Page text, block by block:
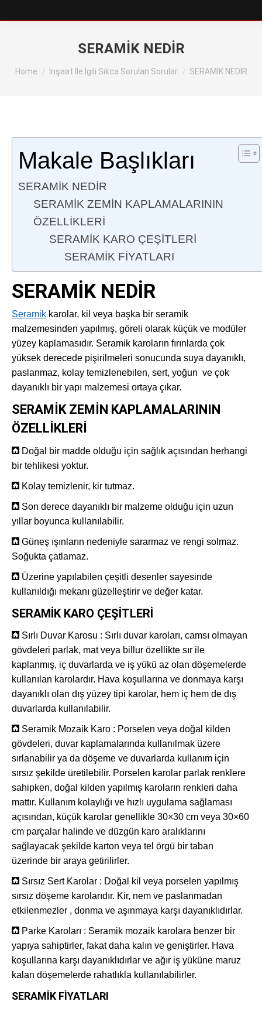
SERAMİK NEDİR
You are here:
Home İnşaat İle İgili Sıkca Sorulan Sorular SERAMİK NEDİR
Makale Başlıkları
SERAMİK NEDİR
SERAMİK ZEMİN KAPLAMALARININ
ÖZELLİKLERİ
SERAMİK KARO ÇEŞİTLERİ
SERAMİK FİYATLARI
SERAMİK NEDİR
Seramik karolar, kil veya başka bir seramik
malzemesinden yapılmış, göreli olarak küçük ve modüler
yüzey kaplamasıdır. Seramik karoların fırınlarda çok
yüksek derecede pişirilmeleri sonucunda suya dayanıklı,
paslanmaz, kolay temizlenebilen, sert, yoğun ve çok
dayanıklı bir yapı malzemesi ortaya çıkar.
SERAMİK ZEMİN KAPLAMALARININ
ÖZELLİKLERİ
Doğal bir madde olduğu için sağlık açısından herhangi
bir tehlikesi yoktur.
Kolay temizlenir, kir tutmaz.
Son derece dayanıklı bir malzeme olduğu için uzun
yıllar boyunca kullanılabilir.
Güneş ışınların nedeniyle sararmaz ve rengi solmaz.
Soğukta çatlamaz.
Üzerine yapılabilen çeşitli desenler sayesinde
kullanıldığı mekanı güzelleştirir ve değer katar.
SERAMİK KARO ÇEŞİTLERİ
Sırlı Duvar Karosu : Sırlı duvar karoları, camsı olmayan
gövdeleri parlak, mat veya billur özellikte sır ile
kaplanmış, iç duvarlarda ve iş yükü az olan döşemelerde
kullanılan karolardır. Hava koşullarına ve donmaya karşı
dayanıklı olan dış yüzey tipi karolar, hem iç hem de dış
duvarlarda kullanılabilir.
Seramik Mozaik Karo : Porselen veya doğal kilden
gövdeleri, duvar kaplamalarında kullanılmak üzere
sırlanabilir ya da döşeme ve duvarlarda kullanım için
sırsız şekilde üretilebilir. Porselen karolar parlak renklere
sahipken, doğal kilden yapılmış karoların renkleri daha
mattır. Kullanım kolaylığı ve hızlı uygulama sağlaması
açısından, küçük karolar genellikle 30×30 cm veya 30×60
cm parçalar halinde ve düzgün karo aralıklarını
sağlayacak şekilde karton veya tel örgü bir taban
üzerinde bir araya getirilirler.
Sırsız Sert Karolar : Doğal kil veya porselen yapılmış
sırsız döşeme karolarıdır. Kir, nem ve paslanmadan
etkilenmezler , donma ve aşınmaya karşı dayanıklıdırlar.
Parke Karoları : Seramik mozaik karolara benzer bir
yapıya sahiptirler, fakat daha kalın ve geniştirler. Hava
koşullarına karşı dayanıklıdırlar ve ağır iş yüküne maruz
kalan döşemelerde rahatlıkla kullanılabilirler.
SERAMİK FİYATLARI